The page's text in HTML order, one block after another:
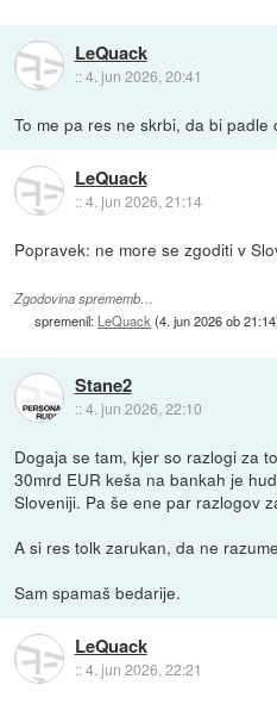
LeQuack
::4. jun 2026, 20:41
To me pa res ne skrbi, da bi padle
LeQuack
::4. jun 2026, 21:14
Popravek: ne more se zgoditi v
Zgodovina sprememb…
spremenil: LeQuack (4. jun 2026 ob 21:14
Stane2
::4. jun 2026, 22:10
Dogaja se tam, kjer so razlogi za
30mrd EUR keša na bankah je
Sloveniji. Pa še ene par razlogov
A si res tolk zarukan, da ne
Sam spamaš bedarije.
LeQuack
::4. jun 2026, 22:21